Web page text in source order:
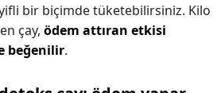
bir biçimde tüketebilirsiniz. Kilo
çay, ödem attıran etkisi
beğenilir.